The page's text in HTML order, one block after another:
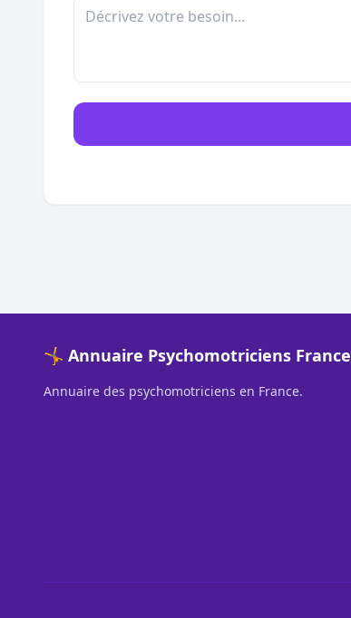
🤸 Annuaire Psychomotriciens France
Annuaire des psychomotriciens en France.